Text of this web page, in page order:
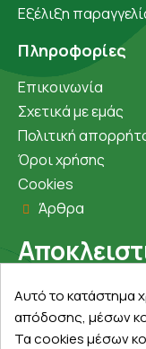
Εξέλιξη
Πληροφορίες
Επικοινωνία
Σχετικά με εμάς
Πολιτική
Όροι χρήσης
Cookies
Άρθρα
Εγγραφείτε με το
πρώτοι για
κωδικούς και
Αυτό το κατάστημα
απόδοσης, μέσων
Τα cookies μέσων